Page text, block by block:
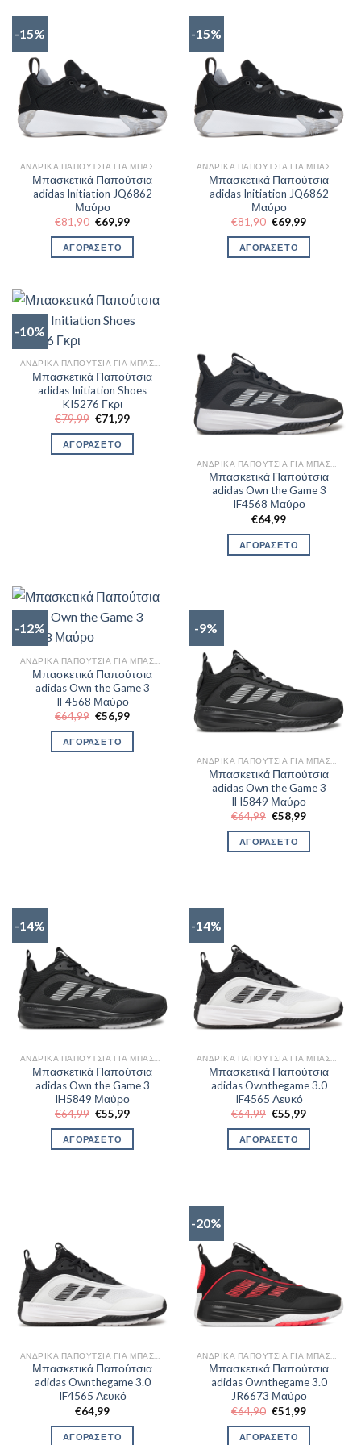
-15%
Μπασκετικά Παπούτσια
adidas Initiation JQ6862
Μαύρο
€81,90 Original
price
was:
€81,90.
€69,99Η
τιμή
ΑΓΟΡΑΣΕ ΤΟ
-15%
Μπασκετικά Παπούτσια
adidas Initiation JQ6862
Μαύρο
€81,90 Original
price
was:
€81,90.
€69,99Η
τιμή
ΑΓΟΡΑΣΕ ΤΟ
-10%
Μπασκετικά Παπούτσια
adidas Initiation Shoes
KI5276 Γκρι
€79,99 Original
price
was:
€79,99.
€71,99Η
τιμή
ΑΓΟΡΑΣΕ ΤΟ
Μπασκετικά Παπούτσια
adidas Own the Game 3
IF4568 Μαύρο
€64,99
ΑΓΟΡΑΣΕ ΤΟ
-12%
Μπασκετικά Παπούτσια
adidas Own the Game 3
IF4568 Μαύρο
€64,99 Original
price
was:
€64,99.
€56,99Η
τιμή
ΑΓΟΡΑΣΕ ΤΟ
-9%
Μπασκετικά Παπούτσια
adidas Own the Game 3
IH5849 Μαύρο
€64,99 Original
price
was:
€64,99.
€58,99Η
τιμή
ΑΓΟΡΑΣΕ ΤΟ
-14%
Μπασκετικά Παπούτσια
adidas Own the Game 3
IH5849 Μαύρο
€64,99 Original
price
was:
€64,99.
€55,99Η
τιμή
ΑΓΟΡΑΣΕ ΤΟ
-14%
Μπασκετικά Παπούτσια
adidas Ownthegame 3.0
IF4565 Λευκό
€64,99 Original
price
was:
€64,99.
€55,99Η
τιμή
ΑΓΟΡΑΣΕ ΤΟ
Μπασκετικά Παπούτσια
adidas Ownthegame 3.0
IF4565 Λευκό
€64,99
ΑΓΟΡΑΣΕ ΤΟ
-20%
Μπασκετικά Παπούτσια
adidas Ownthegame 3.0
JR6673 Μαύρο
€64,90 Original
price
was:
€64,90.
€51,99Η
τιμή
ΑΓΟΡΑΣΕ ΤΟ